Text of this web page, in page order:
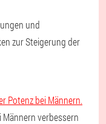
und
zur Steigerung der
Potenz bei Männern.
verbessern